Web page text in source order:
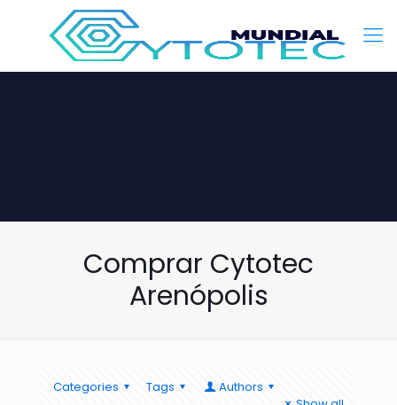
Comprar Cytotec
Arenópolis
Categories Tags
Authors